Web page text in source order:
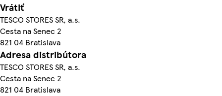
Vrátiť
TESCO STORES SR, a.s.
Cesta na Senec 2
821 04 Bratislava
Adresa distribútora
TESCO STORES SR, a.s.
Cesta na Senec 2
821 04 Bratislava